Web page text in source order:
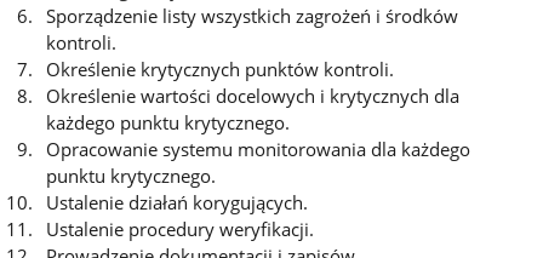
Sporządzenie listy wszystkich zagrożeń i środków
kontroli.
Określenie krytycznych punktów kontroli.
Określenie wartości docelowych i krytycznych dla
każdego punktu krytycznego.
Opracowanie systemu monitorowania dla każdego
punktu krytycznego.
Ustalenie działań korygujących.
Ustalenie procedury weryfikacji.